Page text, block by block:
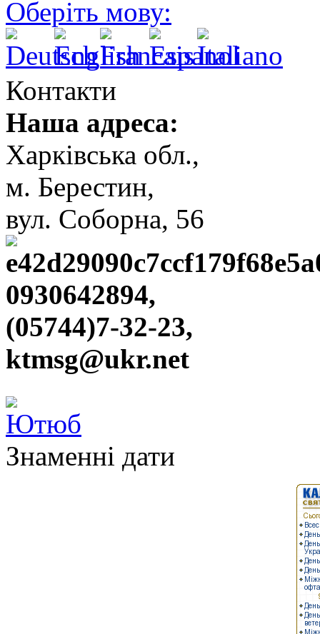
Оберіть мову:
Контакти
Наша адреса:
Харківська обл.,
м. Берестин,
вул. Cоборна, 56
0930642894,
(05744)7-32-23,
ktmsg@ukr.net
Знаменні дати